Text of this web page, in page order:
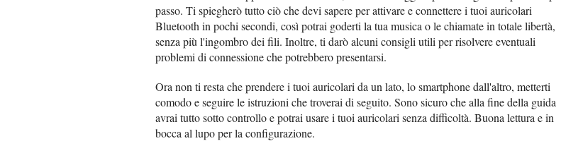
passo. Ti spiegherò tutto ciò che devi sapere per attivare e connettere i tuoi auricolari
Bluetooth in pochi secondi, così potrai goderti la tua musica o le chiamate in totale libertà,
senza più l'ingombro dei fili. Inoltre, ti darò alcuni consigli utili per risolvere eventuali
problemi di connessione che potrebbero presentarsi.
Ora non ti resta che prendere i tuoi auricolari da un lato, lo smartphone dall'altro, metterti
comodo e seguire le istruzioni che troverai di seguito. Sono sicuro che alla fine della guida
avrai tutto sotto controllo e potrai usare i tuoi auricolari senza difficoltà. Buona lettura e in
bocca al lupo per la configurazione.